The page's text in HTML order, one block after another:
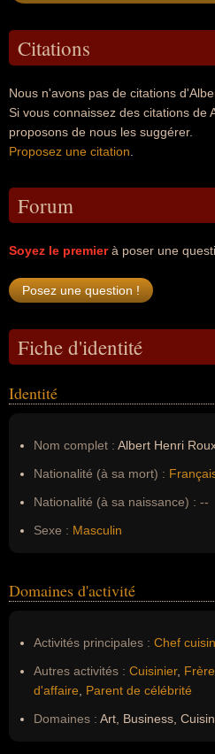
Citations
Nous n'avons pas de citations
Si vous connaissez des citations de
proposons de nous les suggérer.
Proposez une citation
Forum
Soyez le premierà poser une
Fiche d'identité
Identité
Nom complet : Albert Henri
Nationalité (à sa mort) :
Nationalité (à sa naissance) : --
Sexe : Masculin
Domaines d'activité
Activités principales : Chef
Autres activités : Cuisinier,
d'affaire
Parent de célébrité
Domaines : Art, Business,